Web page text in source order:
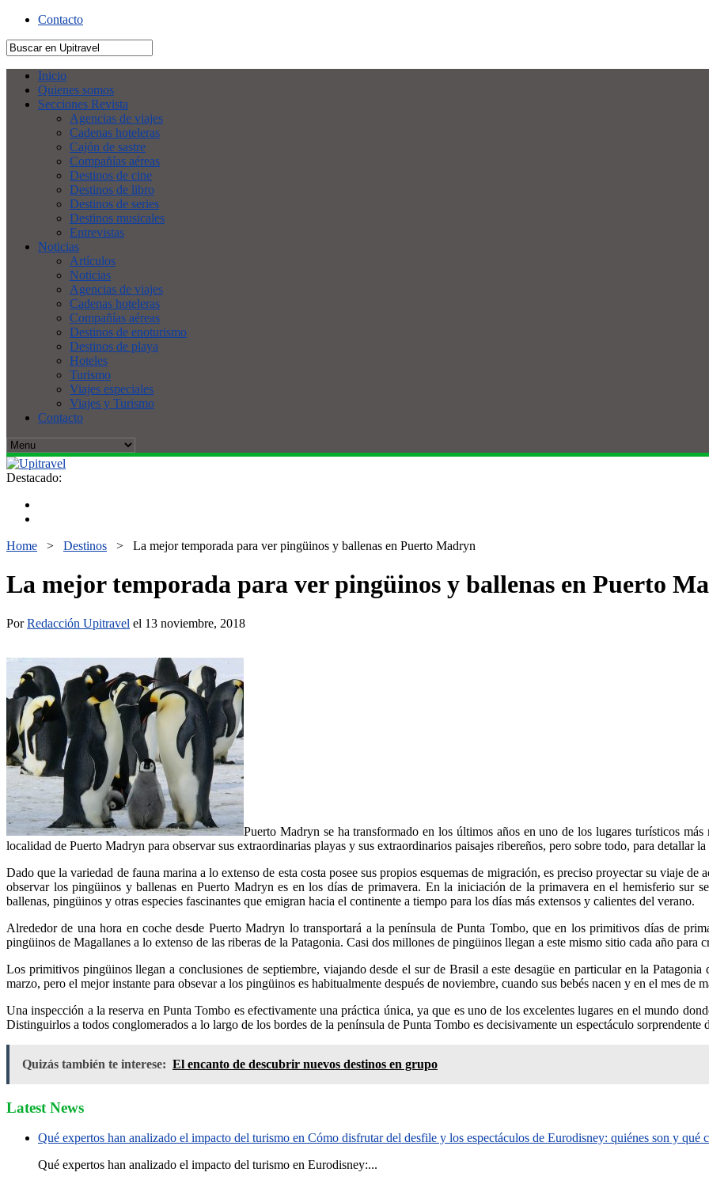
Contacto
Inicio
Quienes somos
Secciones Revista
Agencias de viajes
Cadenas hoteleras
Cajón de sastre
Compañías aéreas
Destinos de cine
Destinos de libro
Destinos de series
Destinos musicales
Entrevistas
Noticias
Artículos
Noticias
Agencias de viajes
Cadenas hoteleras
Compañías aéreas
Destinos de enoturismo
Destinos de playa
Hoteles
Turismo
Viajes especiales
Viajes y Turismo
Contacto
Destacado:
Home > Destinos > La mejor temporada para ver pingüinos y ballenas en Puerto Madryn
La mejor temporada para ver pingüinos y ballenas en Puerto
PorRedacción Upitravel el 13 noviembre, 2018
Puerto Madryn se ha transformado en los últimos años en uno de los lugares turísticos
localidad de Puerto Madryn para observar sus extraordinarias playas y sus extraordinarios paisajes ribereños, pero sobre todo, para detallar
Dado que la variedad de fauna marina a lo extenso de esta costa posee sus propios esquemas de migración, es preciso proyectar su viaje
observar los pingüinos y ballenas en Puerto Madryn es en los días de primavera. En la iniciación de la primavera en el hemisferio sur
ballenas, pingüinos y otras especies fascinantes que emigran hacia el continente a tiempo para los días más extensos y calientes del verano.
Alrededor de una hora en coche desde Puerto Madryn lo transportará a la península de Punta Tombo, que en los primitivos días de
pingüinos de Magallanes a lo extenso de las riberas de la Patagonia. Casi dos millones de pingüinos llegan a este mismo sitio cada año para
Los primitivos pingüinos llegan a conclusiones de septiembre, viajando desde el sur de Brasil a este desagüe en particular en la
marzo, pero el mejor instante para obsevar a los pingüinos es habitualmente después de noviembre, cuando sus bebés nacen y en el mes de
Una inspección a la reserva en Punta Tombo es efectivamente una práctica única, ya que es uno de los excelentes lugares en el mundo
Distinguirlos a todos conglomerados a lo largo de los bordes de la península de Punta Tombo es decisivamente un espectáculo
Quizás también te interese: El encanto de descubrir nuevos destinos en grupo
Latest News
Qué expertos han analizado el impacto del turismo en Cómo disfrutar del desfile y los espectáculos de Eurodisney: quiénes son y qué
Qué expertos han analizado el impacto del turismo en Eurodisney:...